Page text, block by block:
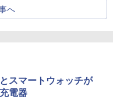
へ
スマートウォッチが
電器